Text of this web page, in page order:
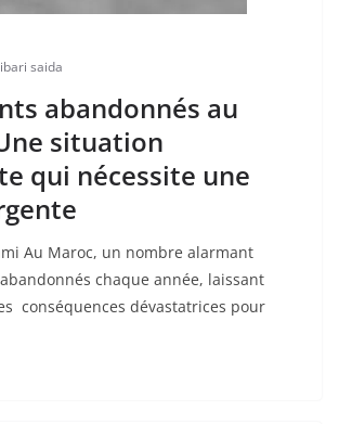
saida
abandonnés au
situation
qui nécessite une
Au Maroc, un nombre alarmant
chaque année, laissant
conséquences dévastatrices pour